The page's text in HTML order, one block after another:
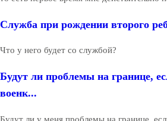
Служба при рождении второго
Что у него будет со службой?
Будут ли проблемы на границе,
военк...
Будут ли у меня проблемы на границе,